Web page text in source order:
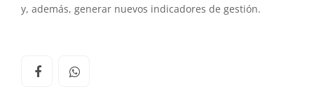
y, además, generar nuevos indicadores de gestión.